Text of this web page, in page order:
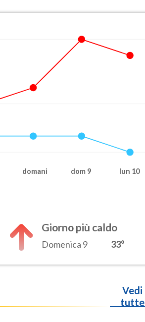
domani dom 9 lun 10
Giorno più caldo
Domenica 9 33°
Vedi
tutte